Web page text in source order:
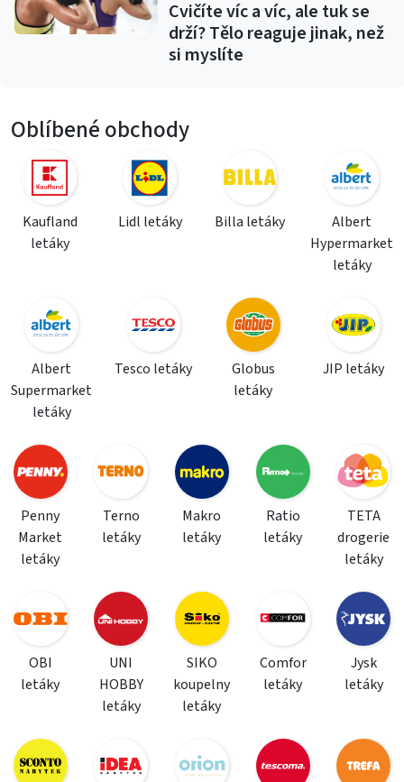
Cvičíte víc a víc, ale tuk se
drží? Tělo reaguje jinak, než
si myslíte
Oblíbené obchody
Kaufland
letáky
Lidl letáky Billa letáky
Albert
Hypermarket
letáky
Albert
Supermarket
letáky
Tesco letáky
Globus
letáky
JIP letáky
Penny
Market
letáky
Terno
letáky
Makro
letáky
Ratio
letáky
TETA
drogerie
letáky
OBI
letáky
UNI
HOBBY
letáky
SIKO
koupelny
letáky
Comfor
letáky
Jysk
letáky